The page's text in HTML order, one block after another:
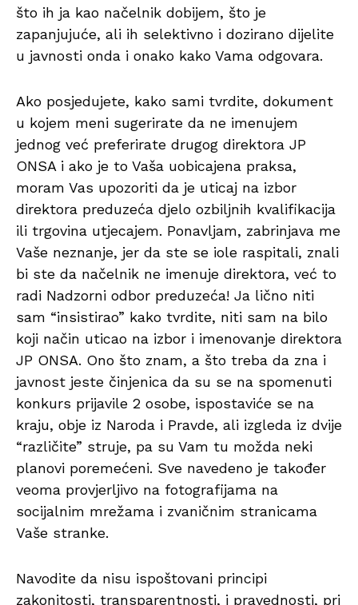
što ih ja kao načelnik dobijem, što je
zapanjujuće, ali ih selektivno i dozirano dijelite
u javnosti onda i onako kako Vama odgovara.
Ako posjedujete, kako sami tvrdite, dokument
u kojem meni sugerirate da ne imenujem
jednog već preferirate drugog direktora JP
ONSA i ako je to Vaša uobicajena praksa,
moram Vas upozoriti da je uticaj na izbor
direktora preduzeća djelo ozbiljnih kvalifikacija
ili trgovina utjecajem. Ponavljam, zabrinjava me
Vaše neznanje, jer da ste se iole raspitali, znali
bi ste da načelnik ne imenuje direktora, već to
radi Nadzorni odbor preduzeća! Ja lično niti
sam “insistirao” kako tvrdite, niti sam na bilo
koji način uticao na izbor i imenovanje direktora
JP ONSA. Ono što znam, a što treba da zna i
javnost jeste činjenica da su se na spomenuti
konkurs prijavile 2 osobe, ispostaviće se na
kraju, obje iz Naroda i Pravde, ali izgleda iz dvije
“različite” struje, pa su Vam tu možda neki
planovi poremećeni. Sve navedeno je također
veoma provjerljivo na fotografijama na
socijalnim mrežama i zvaničnim stranicama
Vaše stranke.
Navodite da nisu ispoštovani principi
zakonitosti, transparentnosti, i pravednosti, pri